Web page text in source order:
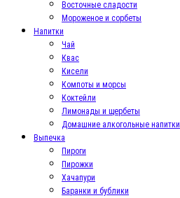
Восточные сладости
Мороженое и сорбеты
Напитки
Чай
Квас
Кисели
Компоты и морсы
Коктейли
Лимонады и щербеты
Домашние алкогольные напитки
Выпечка
Пироги
Пирожки
Хачапури
Баранки и бублики